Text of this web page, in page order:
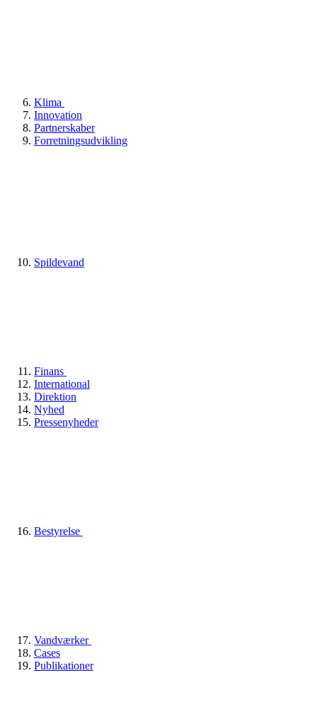
Klima
Innovation
Partnerskaber
Forretningsudvikling
Spildevand
Finans
International
Direktion
Nyhed
Pressenyheder
Bestyrelse
Vandværker
Cases
Publikationer